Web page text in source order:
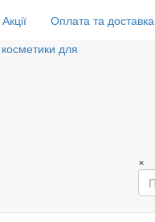
Акції Оплата та доставка
×